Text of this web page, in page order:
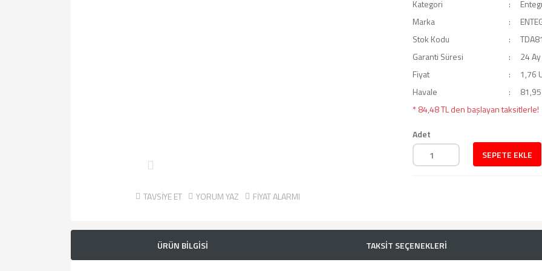
TAVSİYE ET YORUM YAZ FİYAT ALARMI
Kategori
Marka
Stok Kodu
Garanti Süresi
24 Ay
Fiyat
1,76
Havale
* 84,48 TL den başlayan taksitlerle!
Adet
SEPETE EKLE
ÜRÜN BİLGİSİ TAKSİT SEÇENEKLERİ